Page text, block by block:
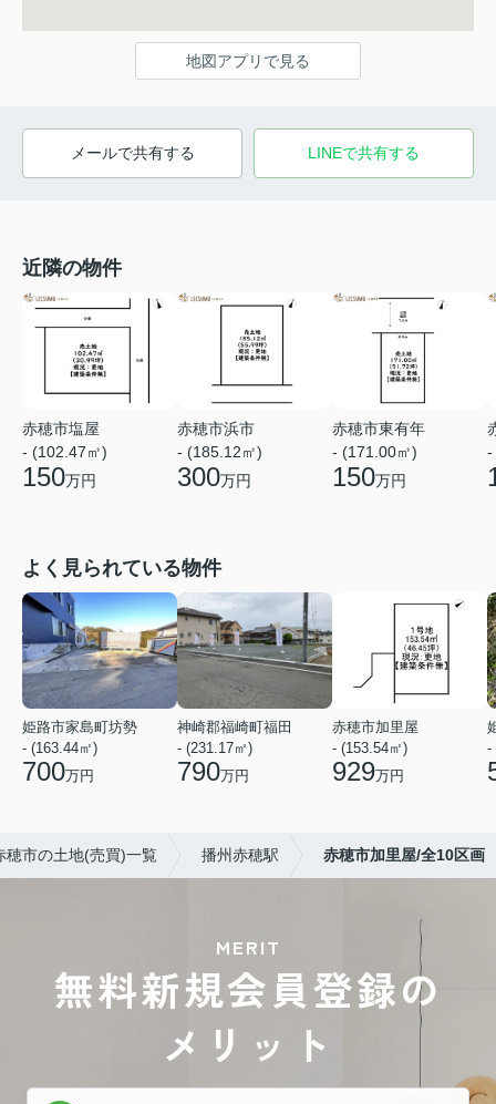
地図アプリで見る
メールで共有する LINEで共有する
近隣の物件
赤穂市塩屋
- (102.47㎡)
150万円
赤穂市浜市
- (185.12㎡)
300万円
赤穂市東有年
- (171.00㎡)
150万円
-
よく見られている物件
姫路市家島町坊勢
- (163.44㎡)
700万円
神崎郡福崎町福田
- (231.17㎡)
790万円
赤穂市加里屋
- (153.54㎡)
929万円
-
穂市の土地(売買)一覧 播州赤穂駅 赤穂市加里屋/全10区画
MERIT
無料新規会員登録の
メリット